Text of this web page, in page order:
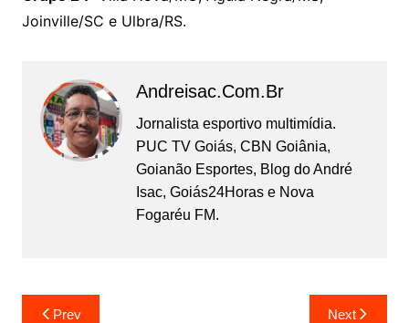
Joinville/SC e Ulbra/RS.
Andreisac.com.br
Jornalista esportivo multimídia.
PUC TV Goiás, CBN Goiânia,
Goianão Esportes, Blog do André
Isac, Goiás24Horas e Nova
Fogaréu FM.
Prev Next